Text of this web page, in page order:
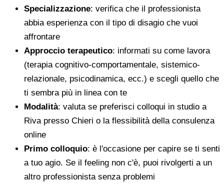
Specializzazione: verifica che il professionista
abbia esperienza con il tipo di disagio che vuoi
affrontare
Approccio terapeutico: informati su come lavora
(terapia cognitivo-comportamentale, sistemico-
relazionale, psicodinamica, ecc.) e scegli quello che
ti sembra più in linea con te
Modalità: valuta se preferisci colloqui in studio a
Riva presso Chieri o la flessibilità della consulenza
online
Primo colloquio: è l'occasione per capire se ti senti
a tuo agio. Se il feeling non c'è, puoi rivolgerti a un
altro professionista senza problemi